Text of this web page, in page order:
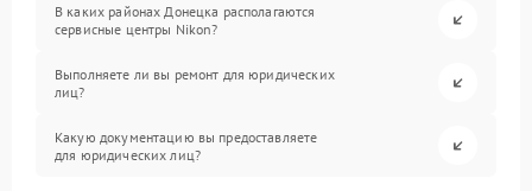
В каких районах Донецка располагаются
сервисные центры Nikon?
Выполняете ли вы ремонт для юридических
лиц?
Какую документацию вы предоставляете
для юридических лиц?